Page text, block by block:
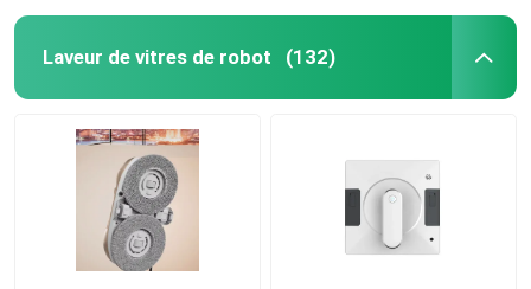
Laveur de vitres de robot (132)